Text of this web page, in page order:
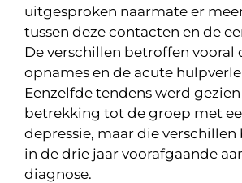
uitgesproken naarmate er
tussen deze contacten en de
De verschillen betroffen vooral
opnames en de acute
Eenzelfde tendens werd
betrekking tot de groep met
depressie, maar die verschillen
in de drie jaar voorafgaande
diagnose.